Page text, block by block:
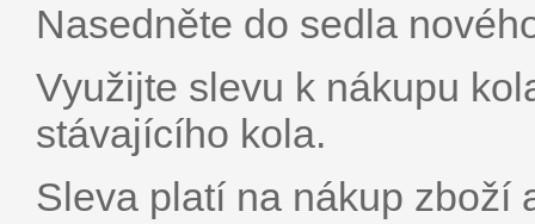
Nasedněte do sedla
Využijte slevu k nákupu
stávajícího kola.
Sleva platí na nákup zboží